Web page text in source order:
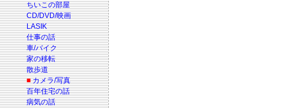
ちいこの部屋
CD/DVD/映画
LASIK
仕事の話
車/バイク
家の移転
散歩道
■ カメラ/写真
百年住宅の話
病気の話